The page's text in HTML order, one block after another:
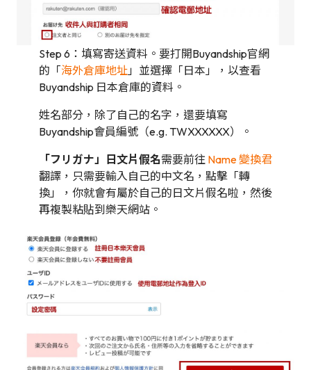
Step 6：填寫寄送資料。要打開Buyandship官網
的「海外倉庫地址 」並選擇「日本」，以查看
Buyandship 日本倉庫的資料。
姓名部分，除了自己的名字，還要填寫
Buyandship會員編號（e.g. TWXXXXXX）。
「フリガナ」日文片假名需要前往 Name 變換君
翻譯，只需要輸入自己的中文名，點擊「轉
換」，你就會有屬於自己的日文片假名啦，然後
再複製粘貼到樂天網站。